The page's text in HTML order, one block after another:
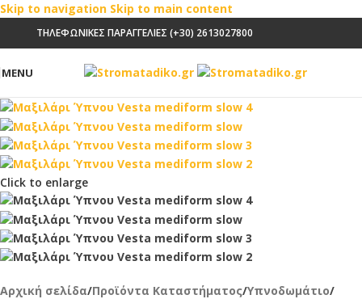
Skip to navigation Skip to main content
ΤΗΛΕΦΩΝΙΚΕΣ ΠΑΡΑΓΓΕΛΙΕΣ (+30) 2613027800
MENU
Click to enlarge
Αρχική σελίδα/Προϊόντα Καταστήματος/Υπνοδωμάτιο/